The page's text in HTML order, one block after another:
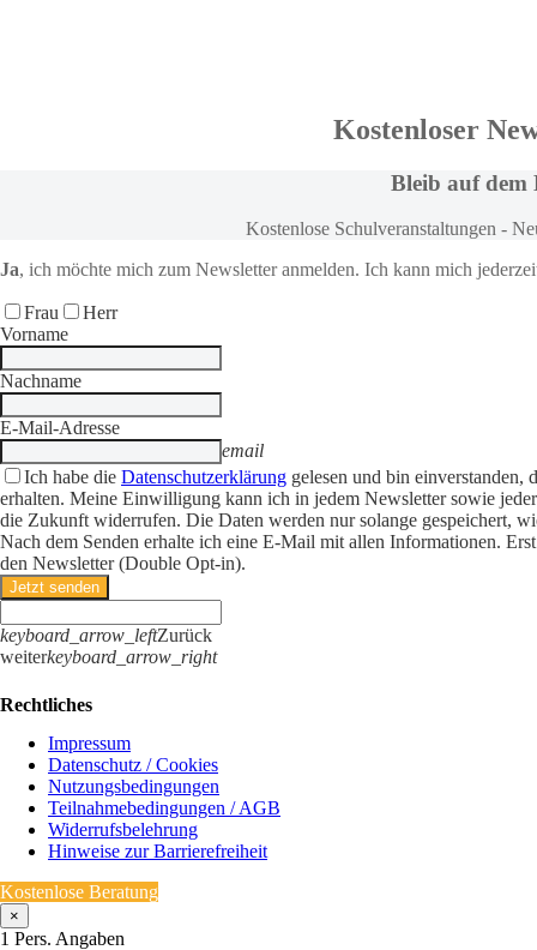
Kostenloser
Bleib auf dem
Kostenlose Schulveranstaltungen -
Ja, ich möchte mich zum Newsletter anmelden. Ich kann mich
Frau
Herr
Vorname
Nachname
E-Mail-Adresse
email
Ich habe die Datenschutzerklärung gelesen und bin
erhalten. Meine Einwilligung kann ich in jedem Newsletter sowie
die Zukunft widerrufen. Die Daten werden nur solange gespeichert,
Nach dem Senden erhalte ich eine E-Mail mit allen Informationen.
den Newsletter (Double Opt-in).
Jetzt senden
keyboard_arrow_leftZurück
weiterkeyboard_arrow_right
Rechtliches
Impressum
Datenschutz / Cookies
Nutzungsbedingungen
Teilnahmebedingungen / AGB
Widerrufsbelehrung
Hinweise zur Barrierefreiheit
Kostenlose Beratung
×
1 Pers. Angaben